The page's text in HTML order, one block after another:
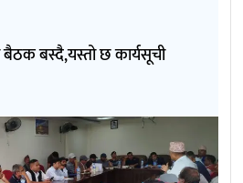
बैठक बस्दै,यस्तो छ कार्यसूची